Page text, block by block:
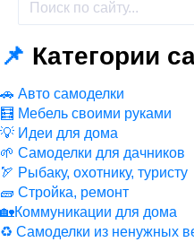
📌 Категории
🚗 Авто самоделки
🧮 Мебель своими руками
💡 Идеи для дома
🌱 Самоделки для дачников
🏹 Рыбаку, охотнику, туристу
🧱 Стройка, ремонт
🏡Коммуникации для дома
♻ Самоделки из ненужных